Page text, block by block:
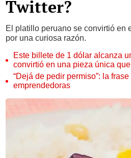
Twitter?
El platillo peruano se convirtió en
por una curiosa razón.
Este billete de 1 dólar alcanza
convirtió en una pieza única
“Dejá de pedir permiso”: la
emprendedoras